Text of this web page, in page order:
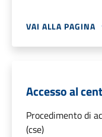
VAI ALLA PAGINA
Accesso al
Procedimento di
(cse)